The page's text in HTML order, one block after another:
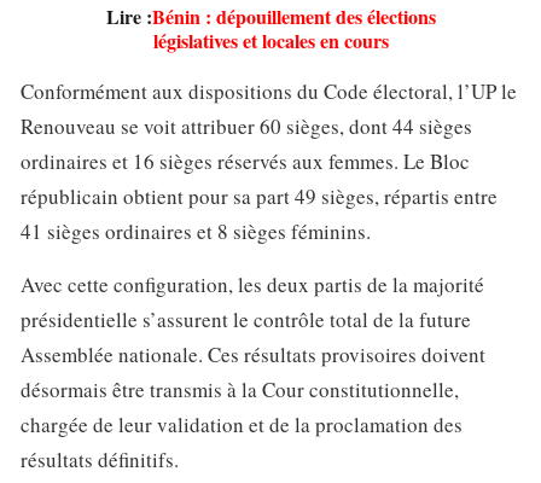
Lire :Bénin : dépouillement des élections
législatives et locales en cours
Conformément aux dispositions du Code électoral, l’UP le
Renouveau se voit attribuer 60 sièges, dont 44 sièges
ordinaires et 16 sièges réservés aux femmes. Le Bloc
républicain obtient pour sa part 49 sièges, répartis entre
41 sièges ordinaires et 8 sièges féminins.
Avec cette configuration, les deux partis de la majorité
présidentielle s’assurent le contrôle total de la future
Assemblée nationale. Ces résultats provisoires doivent
désormais être transmis à la Cour constitutionnelle,
chargée de leur validation et de la proclamation des
résultats définitifs.